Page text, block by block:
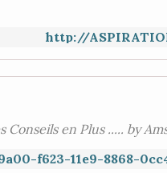
http://
en Plus ..... by
f623-11e9-8868-